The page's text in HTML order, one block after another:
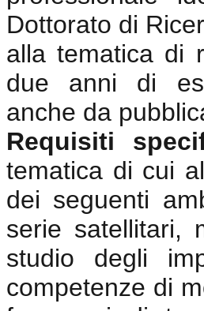
Dottorato di
alla tematica di
due anni di
anche da
Requisiti
tematica di cui
dei seguenti
serie satellitari,
studio degli
competenze di